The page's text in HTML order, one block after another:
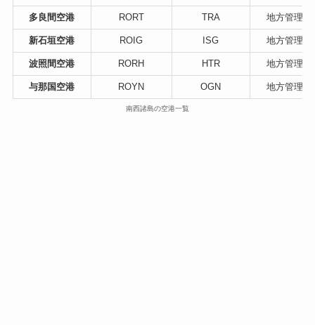
多良間空港 RORT TRA 地方管理空
新石垣空港 ROIG ISG 地方管理空
波照間空港 RORH HTR 地方管理空
与那国空港 ROYN OGN 地方管理空
南西諸島の空港一覧